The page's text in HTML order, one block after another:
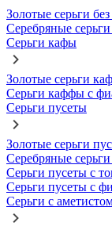
Золотые серьги
Серебряные
Серьги кафы
Золотые серьги
Серьги каффы с
Серьги пусеты
Золотые серьги
Серебряные
Серьги пусеты с
Серьги пусеты с
Серьги с